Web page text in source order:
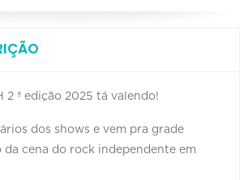
2 ª edição 2025 tá valendo!
dos shows e vem pra grade
da cena do rock independente em